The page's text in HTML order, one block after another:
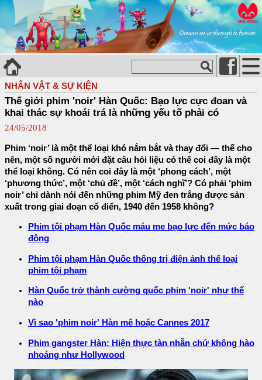
NHÂN VẬT & SỰ KIỆN
Thế giới phim 'noir' Hàn Quốc: Bạo lực cực đoan và
khai thác sự khoái trá là những yếu tố phải có
24/05/2018
Phim ‘noir’ là một thể loại khó nắm bắt và thay đổi — thế cho
nên, một số người mới đặt câu hỏi liệu có thể coi đây là một
thể loại không. Có nên coi đây là một ‘phong cách’, một
‘phương thức’, một ‘chủ đề’, một ‘cách nghĩ’? Có phải ‘phim
noir’ chỉ dành nói đến những phim Mỹ đen trắng được sản
xuất trong giai đoạn cổ điển, 1940 đến 1958 không?
Phim tội phạm Hàn Quốc máu me bạo lực đến mức báo
động
Phim tội phạm Hàn Quốc thống trị điện ảnh thể loại
phim tội phạm
Hàn Quốc trở thành cường quốc phim 'noir' như thế
nào
Vì sao 'phim noir' Hàn mê hoặc Cannes 2017
Phim gangster Hàn: Hiện thực tàn nhẫn chứ không hào
nhoáng như Hollywood